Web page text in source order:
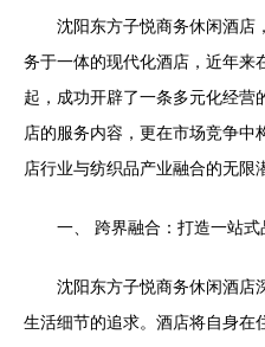
沈阳东方子悦商务休闲酒店
务于一体的现代化酒店，近年来
起，成功开辟了一条多元化经营
店的服务内容，更在市场竞争
店行业与纺织品产业融合的无限
一、 跨界融合：打造一站式
沈阳东方子悦商务休闲酒店
生活细节的追求。酒店将自身在